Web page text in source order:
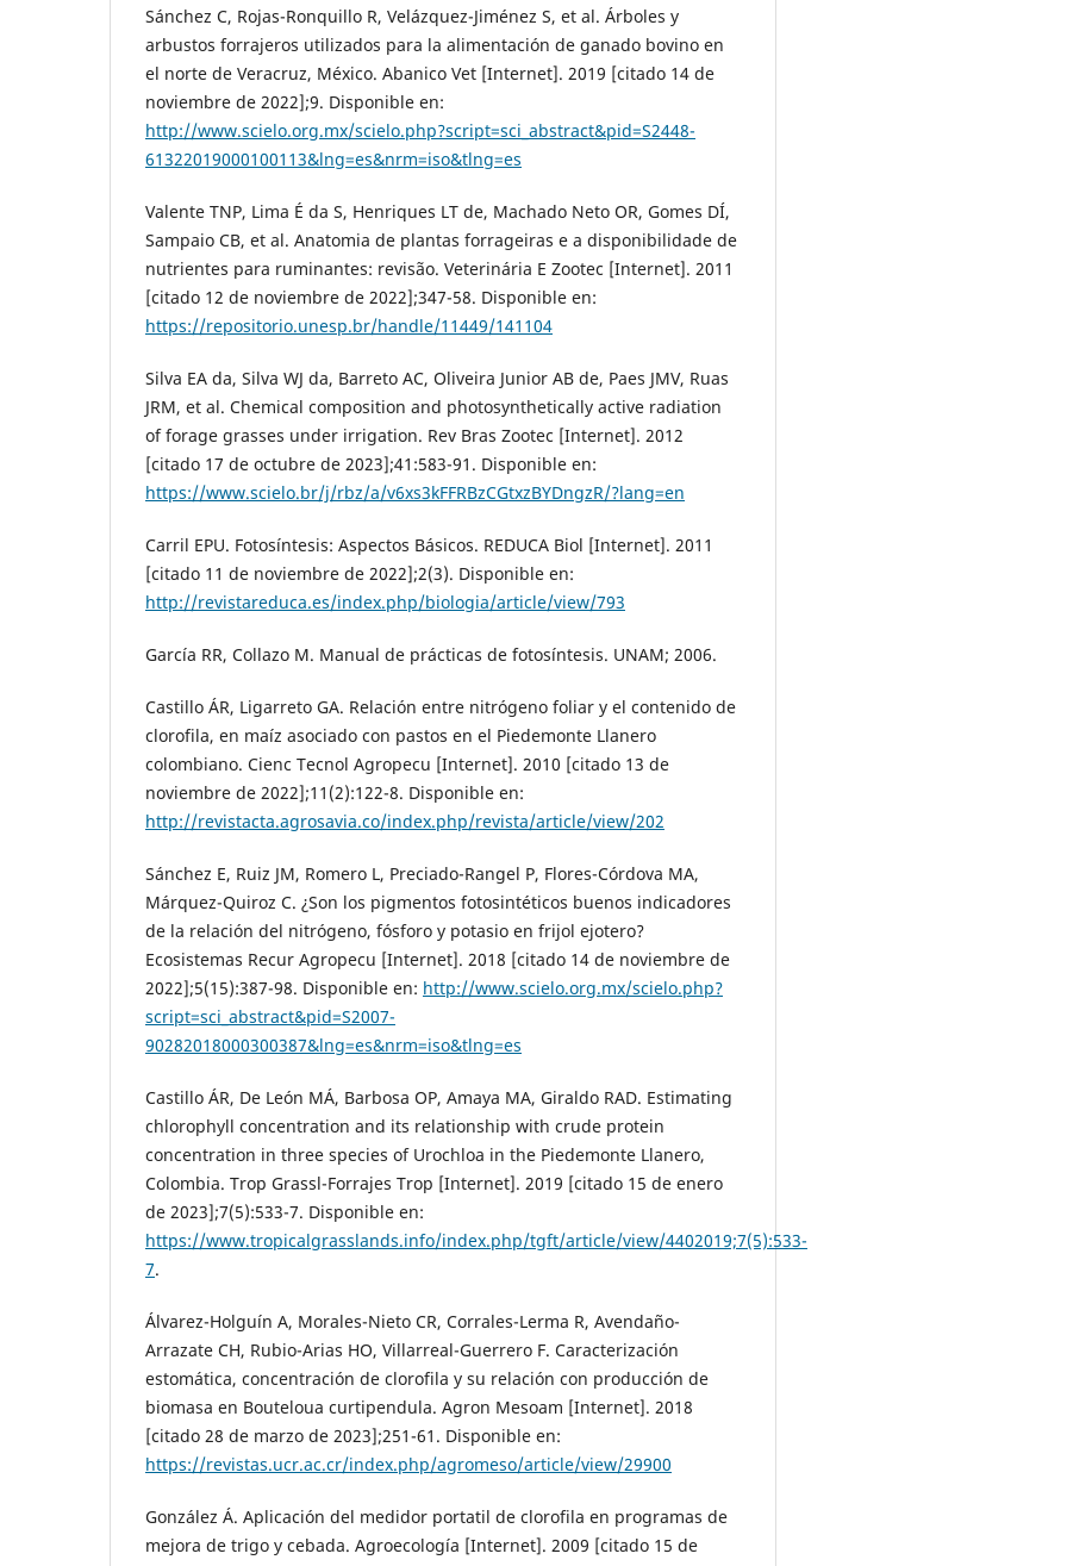
Sánchez C, Rojas-Ronquillo R, Velázquez-Jiménez S, et al. Árboles y
arbustos forrajeros utilizados para la alimentación de ganado bovino en
el norte de Veracruz, México. Abanico Vet [Internet]. 2019 [citado 14 de
noviembre de 2022];9. Disponible en:
http://www.scielo.org.mx/scielo.php?script=sci_abstract&pid=S2448-
61322019000100113&lng=es&nrm=iso&tlng=es
Valente TNP, Lima É da S, Henriques LT de, Machado Neto OR, Gomes DÍ,
Sampaio CB, et al. Anatomia de plantas forrageiras e a disponibilidade de
nutrientes para ruminantes: revisão. Veterinária E Zootec [Internet]. 2011
[citado 12 de noviembre de 2022];347-58. Disponible en:
https://repositorio.unesp.br/handle/11449/141104
Silva EA da, Silva WJ da, Barreto AC, Oliveira Junior AB de, Paes JMV, Ruas
JRM, et al. Chemical composition and photosynthetically active radiation
of forage grasses under irrigation. Rev Bras Zootec [Internet]. 2012
[citado 17 de octubre de 2023];41:583-91. Disponible en:
https://www.scielo.br/j/rbz/a/v6xs3kFFRBzCGtxzBYDngzR/?lang=en
Carril EPU. Fotosíntesis: Aspectos Básicos. REDUCA Biol [Internet]. 2011
[citado 11 de noviembre de 2022];2(3). Disponible en:
http://revistareduca.es/index.php/biologia/article/view/793
García RR, Collazo M. Manual de prácticas de fotosíntesis. UNAM; 2006.
Castillo ÁR, Ligarreto GA. Relación entre nitrógeno foliar y el contenido de
clorofila, en maíz asociado con pastos en el Piedemonte Llanero
colombiano. Cienc Tecnol Agropecu [Internet]. 2010 [citado 13 de
noviembre de 2022];11(2):122-8. Disponible en:
http://revistacta.agrosavia.co/index.php/revista/article/view/202
Sánchez E, Ruiz JM, Romero L, Preciado-Rangel P, Flores-Córdova MA,
Márquez-Quiroz C. ¿Son los pigmentos fotosintéticos buenos indicadores
de la relación del nitrógeno, fósforo y potasio en frijol ejotero?
Ecosistemas Recur Agropecu [Internet]. 2018 [citado 14 de noviembre de
2022];5(15):387-98. Disponible en: http://www.scielo.org.mx/scielo.php?
script=sci_abstract&pid=S2007-
90282018000300387&lng=es&nrm=iso&tlng=es
Castillo ÁR, De León MÁ, Barbosa OP, Amaya MA, Giraldo RAD. Estimating
chlorophyll concentration and its relationship with crude protein
concentration in three species of Urochloa in the Piedemonte Llanero,
Colombia. Trop Grassl-Forrajes Trop [Internet]. 2019 [citado 15 de enero
de 2023];7(5):533-7. Disponible en:
https://www.tropicalgrasslands.info/index.php/tgft/article/view/4402019;7(5):533-
7.
Álvarez-Holguín A, Morales-Nieto CR, Corrales-Lerma R, Avendaño-
Arrazate CH, Rubio-Arias HO, Villarreal-Guerrero F. Caracterización
estomática, concentración de clorofila y su relación con producción de
biomasa en Bouteloua curtipendula. Agron Mesoam [Internet]. 2018
[citado 28 de marzo de 2023];251-61. Disponible en:
https://revistas.ucr.ac.cr/index.php/agromeso/article/view/29900
González Á. Aplicación del medidor portatil de clorofila en programas de
mejora de trigo y cebada. Agroecología [Internet]. 2009 [citado 15 de